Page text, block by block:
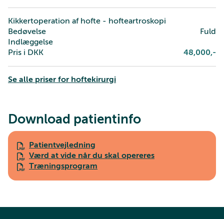
Kikkertoperation af hofte - hofteartroskopi
Bedøvelse
Fuld
Indlæggelse
Pris i DKK
48,000,-
Se alle priser for hoftekirurgi
Download patientinfo
Patientvejledning
Værd at vide når du skal opereres
Træningsprogram